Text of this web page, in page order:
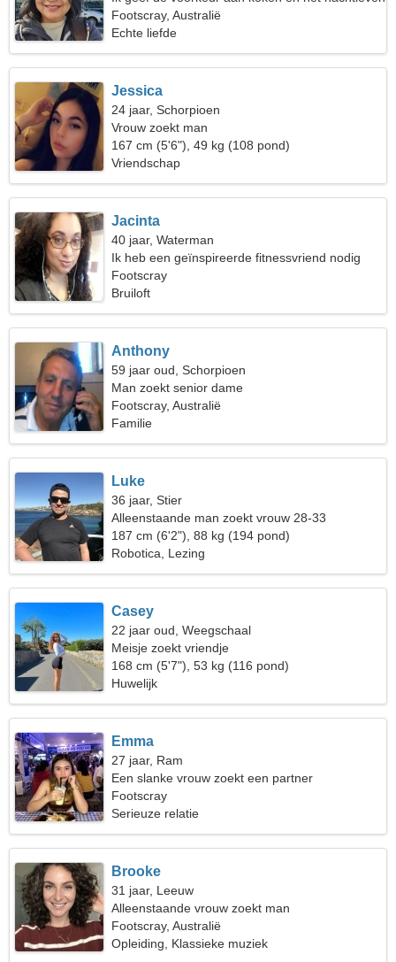
Footscray, Australië
Echte liefde
Jessica
24 jaar, Schorpioen
Vrouw zoekt man
167 cm (5'6"), 49 kg (108 pond)
Vriendschap
Jacinta
40 jaar, Waterman
Ik heb een geïnspireerde fitnessvriend nodig
Footscray
Bruiloft
Anthony
59 jaar oud, Schorpioen
Man zoekt senior dame
Footscray, Australië
Familie
Luke
36 jaar, Stier
Alleenstaande man zoekt vrouw 28-33
187 cm (6'2"), 88 kg (194 pond)
Robotica, Lezing
Casey
22 jaar oud, Weegschaal
Meisje zoekt vriendje
168 cm (5'7"), 53 kg (116 pond)
Huwelijk
Emma
27 jaar, Ram
Een slanke vrouw zoekt een partner
Footscray
Serieuze relatie
Brooke
31 jaar, Leeuw
Alleenstaande vrouw zoekt man
Footscray, Australië
Opleiding, Klassieke muziek